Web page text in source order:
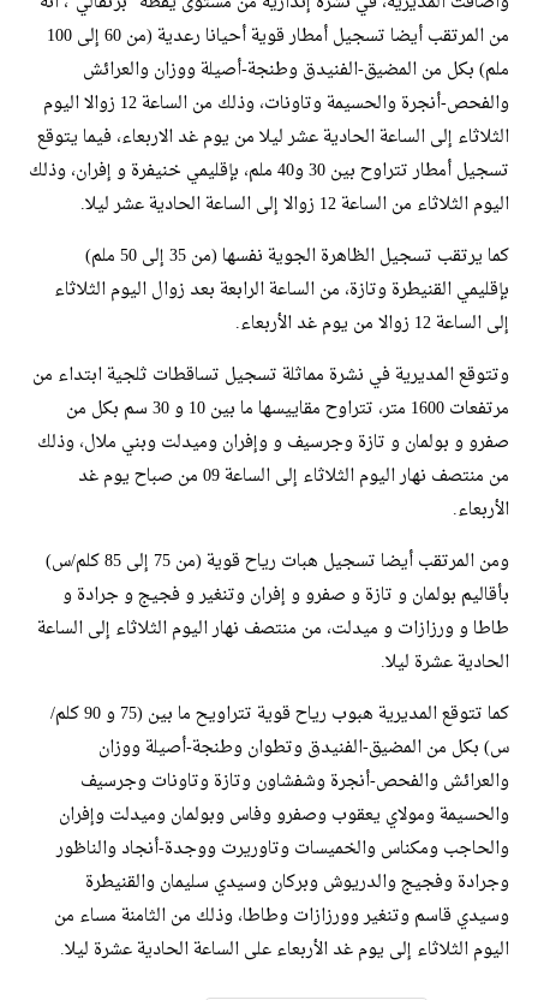
من المرتقب أيضا تسجيل أمطار قوية أحيانا رعدية (من 60 إلى 100
ملم) بكل من المضيق-الفنيدق وطنجة-أصيلة ووزان والعرائش
والفحص-أنجرة والحسيمة وتاونات، وذلك من الساعة 12 زوالا اليوم
الثلاثاء إلى الساعة الحادية عشر ليلا من يوم غد الاربعاء، فيما يتوقع
تسجيل أمطار تتراوح بين 30 و40 ملم، بإقليمي خنيفرة و إفران، وذلك
اليوم الثلاثاء من الساعة 12 زوالا إلى الساعة الحادية عشر ليلا.
كما يرتقب تسجيل الظاهرة الجوية نفسها (من 35 إلى 50 ملم)
بإقليمي القنيطرة وتازة، من الساعة الرابعة بعد زوال اليوم الثلاثاء
إلى الساعة 12 زوالا من يوم غد الأربعاء.
وتتوقع المديرية في نشرة مماثلة تسجيل تساقطات ثلجية ابتداء من
مرتفعات 1600 متر، تتراوح مقاييسها ما بين 10 و 30 سم بكل من
صفرو و بولمان و تازة وجرسيف و وإفران وميدلت وبني ملال، وذلك
من منتصف نهار اليوم الثلاثاء إلى الساعة 09 من صباح يوم غد
الأربعاء.
ومن المرتقب أيضا تسجيل هبات رياح قوية (من 75 إلى 85 كلم/س)
بأقاليم بولمان و تازة و صفرو و إفران وتنغير و فجيج و جرادة و
طاطا و ورزازات و ميدلت، من منتصف نهار اليوم الثلاثاء إلى الساعة
الحادية عشرة ليلا.
كما تتوقع المديرية هبوب رياح قوية تتراويح ما بين (75 و 90 كلم/
س) بكل من المضيق-الفنيدق وتطوان وطنجة-أصيلة ووزان
والعرائش والفحص-أنجرة وشفشاون وتازة وتاونات وجرسيف
والحسيمة ومولاي يعقوب وصفرو وفاس وبولمان وميدلت وإفران
والحاجب ومكناس والخميسات وتاوريرت ووجدة-أنجاد والناظور
وجرادة وفجيج والدريوش وبركان وسيدي سليمان والقنيطرة
وسيدي قاسم وتنغير وورزازات وطاطا، وذلك من الثامنة مساء من
اليوم الثلاثاء إلى يوم غد الأربعاء على الساعة الحادية عشرة ليلا.